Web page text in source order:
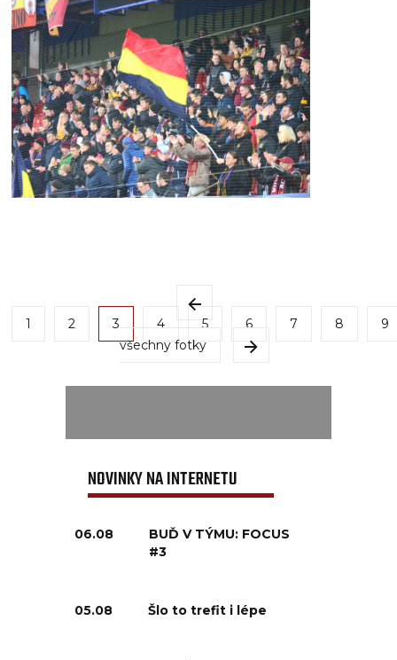
1 2 3 4 5 6 7 8
9
všechny fotky
NOVINKY NA INTERNETU
06.08
BUĎ V TÝMU: FOCUS
#3
05.08 Šlo to trefit i lépe